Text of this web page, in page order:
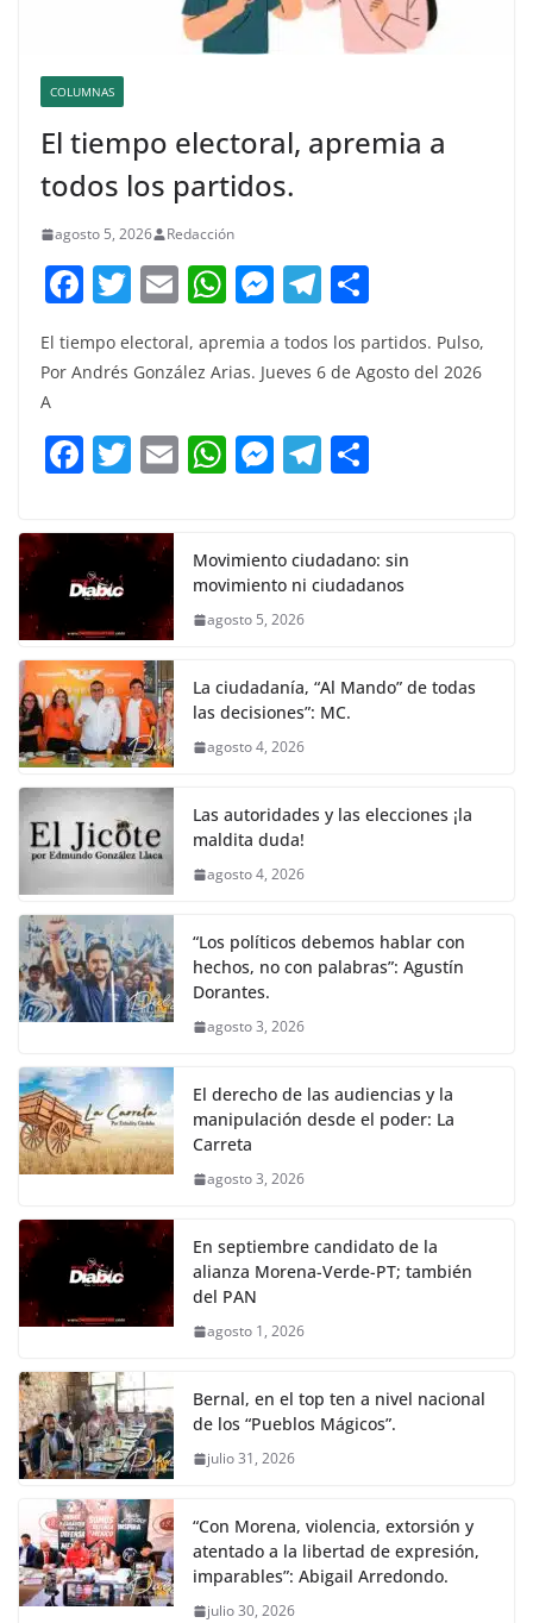
COLUMNAS
El tiempo electoral, apremia a
todos los partidos.
agosto 5, 2026 Redacción
F
c
b
o
k
T
w
itt
E
m
ai
W
at
A
p
M
ss
n
g
T
el
e
a
m
m
p
El tiempo electoral, apremia a todos los partidos. Pulso,
Por Andrés González Arias. Jueves 6 de Agosto del 2026
A
F
c
e
b
o
o
k
T
itt
er
E W
s
A
p
M
e
n
er
T
gr
a
p
ar
Movimiento ciudadano: sin
movimiento ni ciudadanos
agosto 5, 2026
La ciudadanía, “Al Mando” de todas
las decisiones”: MC.
agosto 4, 2026
Las autoridades y las elecciones ¡la
maldita duda!
agosto 4, 2026
“Los políticos debemos hablar con
hechos, no con palabras”: Agustín
Dorantes.
agosto 3, 2026
El derecho de las audiencias y la
manipulación desde el poder: La
Carreta
agosto 3, 2026
En septiembre candidato de la
alianza Morena-Verde-PT; también
del PAN
agosto 1, 2026
Bernal, en el top ten a nivel nacional
de los “Pueblos Mágicos”.
julio 31, 2026
“Con Morena, violencia, extorsión y
atentado a la libertad de expresión,
imparables”: Abigail Arredondo.
julio 30, 2026